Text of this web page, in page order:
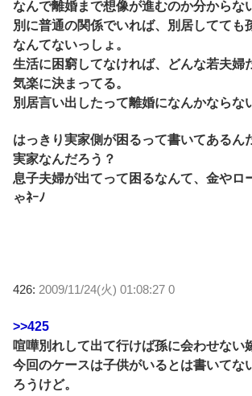
なんで離婚まで想像が進むのか分からな
別に普通の関係でいれば、別居してても
なんてないっしょ。
生活に困窮してなければ、どんな若夫婦
気楽に決まってる。
別居言い出したって離婚になんかならな
はっきり実家側が困るって書いてあるん
実家なんだろう？
息子夫婦が出てって困るなんて、金やロ
ゃﾈｰﾉ
426: 2009/11/24(火) 01:08:27 0
>>425
喧嘩別れして出て行けば孫に会わせない
今回のケースは子供がいるとは書いてな
ろうけど。